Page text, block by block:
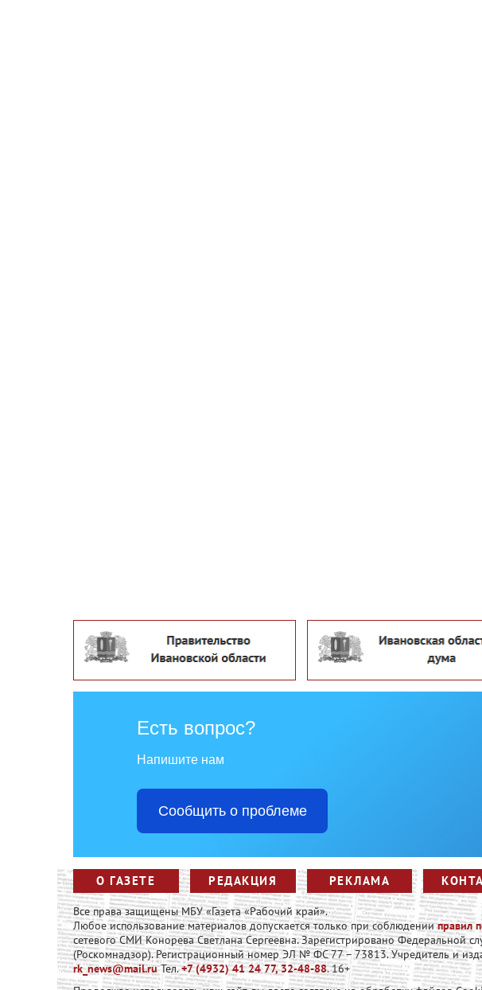
Есть вопрос?
Напишите нам
Сообщить о проблеме
О ГАЗЕТЕ РЕДАКЦИЯ РЕКЛАМА
Все права защищены МБУ «Газета «Рабочий край».
Любое использование материалов допускается только при соблюденииправил
сетевого СМИ Конорева Светлана Сергеевна. Зарегистрировано
(Роскомнадзор). Регистрационный номер ЭЛ № ФС 77 – 73813. Учредитель и
rk_news@mail.ruТел.+7 (4932) 41 24 77, 32-48-88. 16+